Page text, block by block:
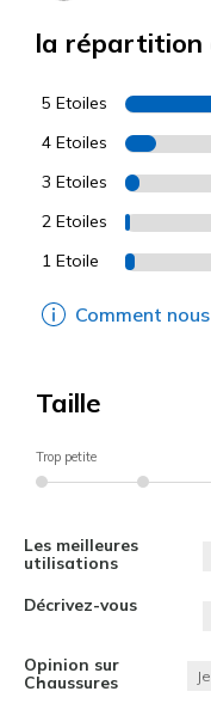
la répartition
5 Etoiles
4 Etoiles
3 Etoiles
2 Etoiles
1 Etoile
Comment
Taille
Trop petite
Les meilleures
utilisations
Décrivez-vous
Opinion sur
Chaussures